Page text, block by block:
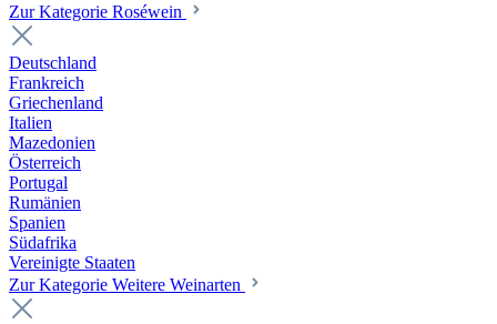
Zur Kategorie Roséwein
Deutschland
Frankreich
Griechenland
Italien
Mazedonien
Österreich
Portugal
Rumänien
Spanien
Südafrika
Vereinigte Staaten
Zur Kategorie Weitere Weinarten